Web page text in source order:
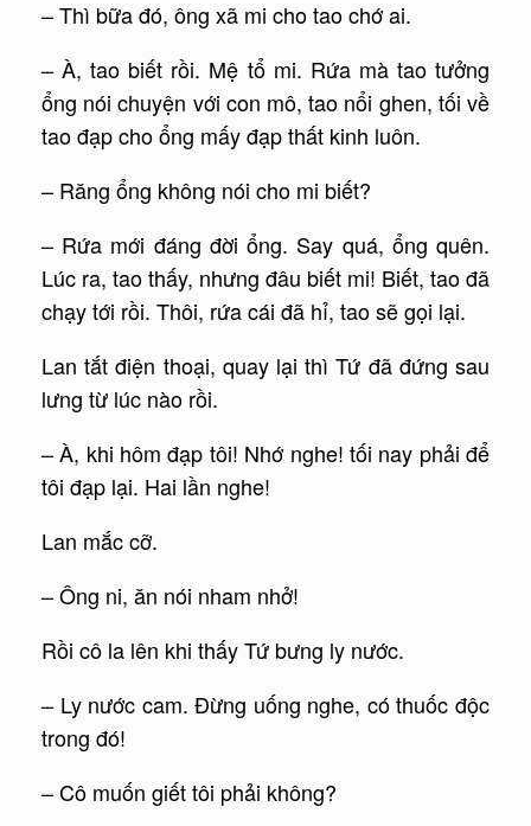
– Thì bữa đó, ông xã mi cho tao chớ ai.
– À, tao biết rồi. Mệ tổ mi. Rứa mà tao tưởng
ổng nói chuyện với con mô, tao nổi ghen, tối về
tao đạp cho ổng mấy đạp thất kinh luôn.
– Răng ổng không nói cho mi biết?
– Rứa mới đáng đời ổng. Say quá, ổng quên.
Lúc ra, tao thấy, nhưng đâu biết mi! Biết, tao đã
chạy tới rồi. Thôi, rứa cái đã hỉ, tao sẽ gọi lại.
Lan tắt điện thoại, quay lại thì Tứ đã đứng sau
lưng từ lúc nào rồi.
– À, khi hôm đạp tôi! Nhớ nghe! tối nay phải để
tôi đạp lại. Hai lần nghe!
Lan mắc cỡ.
– Ông ni, ăn nói nham nhở!
Rồi cô la lên khi thấy Tứ bưng ly nước.
– Ly nước cam. Đừng uống nghe, có thuốc độc
trong đó!
– Cô muốn giết tôi phải không?